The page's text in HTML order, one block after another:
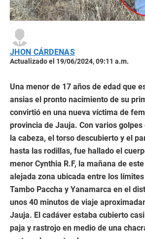
JHON CÁRDENAS
Actualizado el 19/06/2024, 09:11 a.m.
Una menor de 17 años de edad que
ansias el pronto nacimiento de su
convirtió en una nueva víctima de
provincia de Jauja. Con varios
la cabeza, el torso descubierto y el
hasta las rodillas, fue hallado el
menor Cynthia R.F, la mañana de
alejada zona ubicada entre los
Tambo Paccha y Yanamarca en el
unos 40 minutos de viaje
Jauja. El cadáver estaba cubierto
paja y rastrojo en medio de una